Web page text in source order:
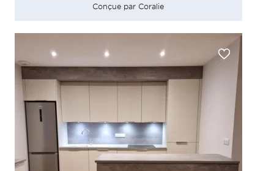
Conçue par Coralie